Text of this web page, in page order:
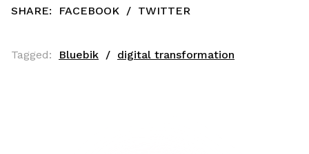
SHARE: FACEBOOK / TWITTER
Tagged: Bluebik digital transformation